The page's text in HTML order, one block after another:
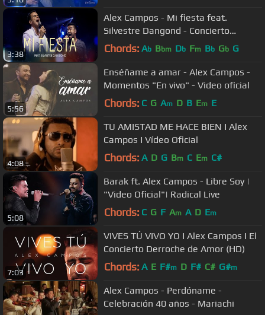
3:38
Alex Campos - Mi fiesta feat.
Silvestre Dangond - Concierto
Derroche de amor (HD) 2016
Chords: Ab Bbm Db Fm Bb Gb G
5:56
Enséñame a amar - Alex Campos -
Momentos "En vivo" - Video oficial
Chords: C G Am D B Em E
4:08
TU AMISTAD ME HACE BIEN I Alex
Campos I Vídeo Oficial
Chords: A D G Bm C Em C#
5:08
Barak ft. Alex Campos - Libre Soy |
"Video Oficial"| Radical Live
Chords: C G F Am A D Em
7:03
VIVES TÚ VIVO YO I Alex Campos I El
Concierto Derroche de Amor (HD)
Chords: A E F#m D F# C# G#m
Alex Campos - Perdóname -
Celebración 40 años - Mariachi